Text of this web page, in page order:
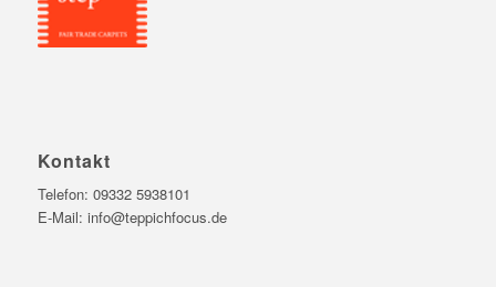
Kontakt
Telefon: 09332 5938101
E-Mail: info@teppichfocus.de